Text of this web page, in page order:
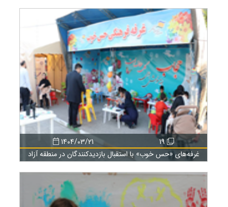
19
1404/03/21
غرفه‌های «حس خوب» با استقبال بازدیدکنندگان در منطقه آزاد
انزلی برپا شد